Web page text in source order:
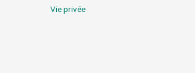
Vie privée